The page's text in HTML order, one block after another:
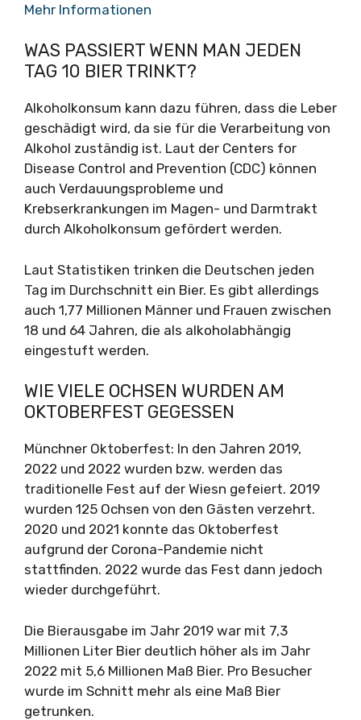
Mehr Informationen
WAS PASSIERT WENN MAN JEDEN
TAG 10 BIER TRINKT?
Alkoholkonsum kann dazu führen, dass die Leber
geschädigt wird, da sie für die Verarbeitung von
Alkohol zuständig ist. Laut der Centers for
Disease Control and Prevention (CDC) können
auch Verdauungsprobleme und
Krebserkrankungen im Magen- und Darmtrakt
durch Alkoholkonsum gefördert werden.
Laut Statistiken trinken die Deutschen jeden
Tag im Durchschnitt ein Bier. Es gibt allerdings
auch 1,77 Millionen Männer und Frauen zwischen
18 und 64 Jahren, die als alkoholabhängig
eingestuft werden.
WIE VIELE OCHSEN WURDEN AM
OKTOBERFEST GEGESSEN
Münchner Oktoberfest: In den Jahren 2019,
2022 und 2022 wurden bzw. werden das
traditionelle Fest auf der Wiesn gefeiert. 2019
wurden 125 Ochsen von den Gästen verzehrt.
2020 und 2021 konnte das Oktoberfest
aufgrund der Corona-Pandemie nicht
stattfinden. 2022 wurde das Fest dann jedoch
wieder durchgeführt.
Die Bierausgabe im Jahr 2019 war mit 7,3
Millionen Liter Bier deutlich höher als im Jahr
2022 mit 5,6 Millionen Maß Bier. Pro Besucher
wurde im Schnitt mehr als eine Maß Bier
getrunken.